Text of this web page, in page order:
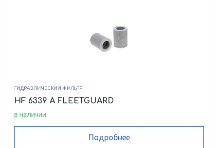
ГИДРАВЛИЧЕСКИЙ ФИЛЬТР
HF 6339 A FLEETGUARD
в наличии
Подробнее